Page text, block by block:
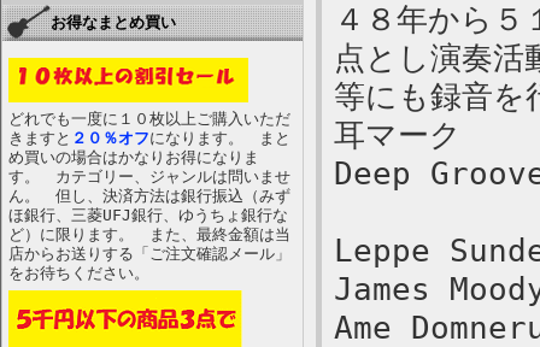
お得なまとめ買い
どれでも一度に１０枚以上ご購入いただ
きますと ２０％オフになります。 まと
め買いの場合はかなりお得になりま
す。 カテゴリー、ジャンルは問いませ
ん。 但し、決済方法は銀行振込（みず
ほ銀行、三菱UFJ銀行、ゆうちょ銀行な
ど）に限ります。 また、最終金額は当
店からお送りする「ご注文確認メール」
をお待ちください。
４８年から
点とし演奏活
等にも録音を
耳マーク
Deep
Leppe
James
Ame